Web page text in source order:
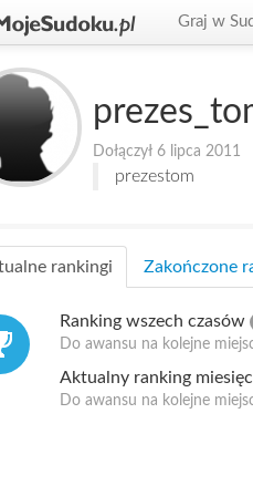
Graj w
Dołączył 6 lipca 2011
prezestom
rankingi Zakończone
Ranking wszech czasów
Do awansu na kolejne
Aktualny ranking
Do awansu na kolejne